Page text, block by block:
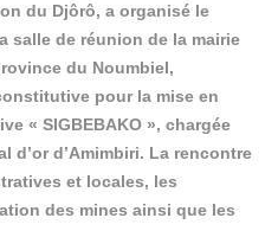
du Djôrô, a organisé le
salle de réunion de la mairie
du Noumbiel,
pour la mise en
« SIGBEBAKO », chargée
d’or d’Amimbiri. La rencontre
et locales, les
des mines ainsi que les